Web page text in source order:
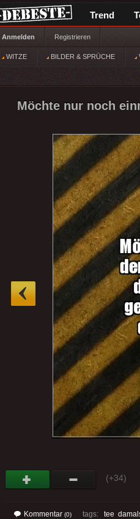
Trend
Anmelden Registrieren
WITZE BILDER & SPRÜCHE
Möchte nur noch
(+34)
Kommentar (0) tags: tee